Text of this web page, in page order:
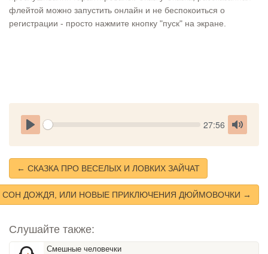
флейтой можно запустить онлайн и не беспокоиться о
регистрации - просто нажмите кнопку "пуск" на экране.
Play
Current
time
27:56
Toggle
← СКАЗКА ПРО ВЕСЕЛЫХ И ЛОВКИХ ЗАЙЧАТ
СОН ДОЖДЯ, ИЛИ НОВЫЕ ПРИКЛЮЧЕНИЯ ДЮЙМОВОЧКИ →
Слушайте также:
Смешные человечки